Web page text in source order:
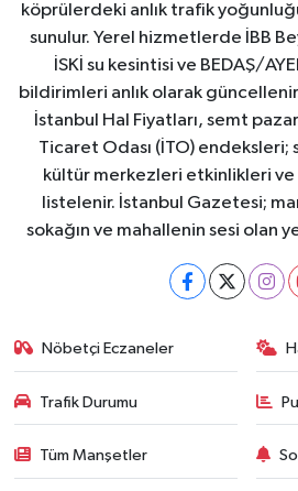
köprülerdeki anlık trafik
sunulur. Yerel hizmetlerde İBB
İSKİ su kesintisi ve BEDAŞ/
bildirimleri anlık olarak
İstanbul Hal Fiyatları, semt
Ticaret Odası (İTO) endeksleri;
kültür merkezleri etkinlikleri
listelenir. İstanbul Gazetesi;
sokağın ve mahallenin sesi olan
Nöbetçi Eczaneler
Trafik Durumu
Tüm Manşetler